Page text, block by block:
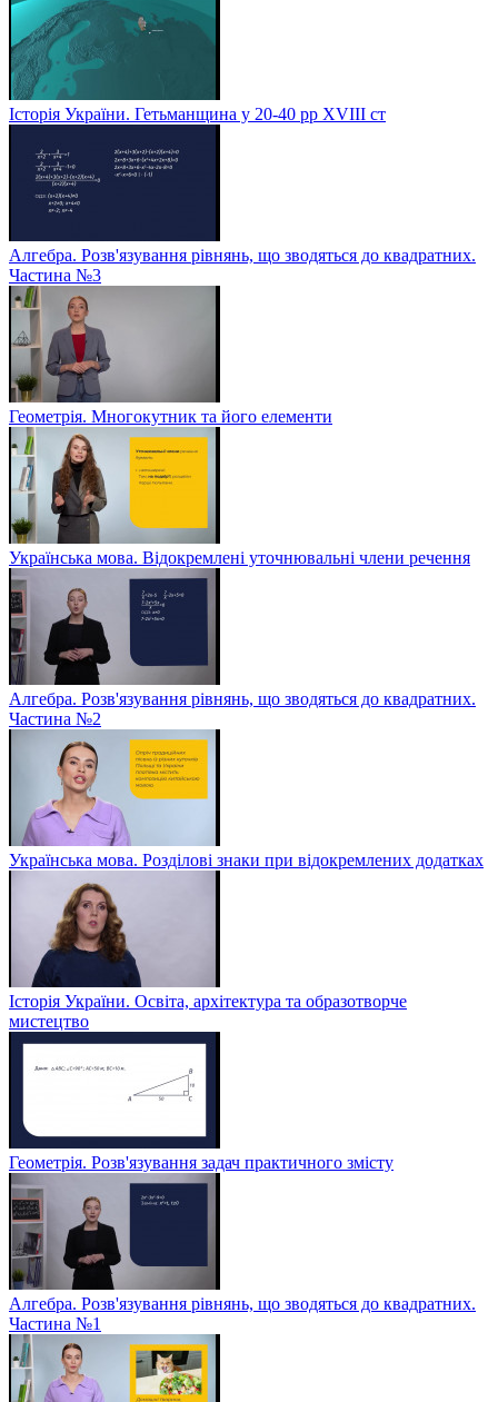
Історія України. Гетьманщина у 20-40 рр ХVIIІ ст
Алгебра. Розв'язування рівнянь, що зводяться до квадратних.
Частина №3
Геометрія. Многокутник та його елементи
Українська мова. Відокремлені уточнювальні члени речення
Алгебра. Розв'язування рівнянь, що зводяться до квадратних.
Частина №2
Українська мова. Розділові знаки при відокремлених додатках
Історія України. Освіта, архітектура та образотворче
мистецтво
Геометрія. Розв'язування задач практичного змісту
Алгебра. Розв'язування рівнянь, що зводяться до квадратних.
Частина №1